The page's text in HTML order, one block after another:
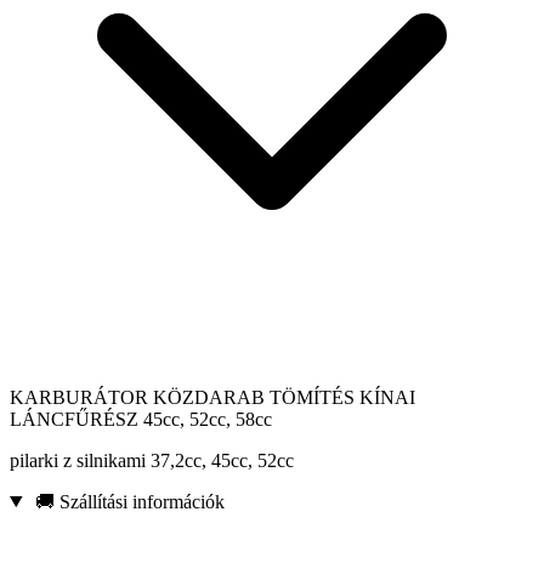
KARBURÁTOR KÖZDARAB TÖMÍTÉS KÍNAI
LÁNCFŰRÉSZ 45cc, 52cc, 58cc
pilarki z silnikami 37,2cc, 45cc, 52cc
🚚 Szállítási információk